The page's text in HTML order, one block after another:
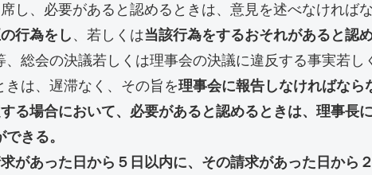
し、必要があると認めるときは、意見を述べなければ
行為をし、若しくは当該行為をするおそれがあると認
総会の決議若しくは理事会の決議に違反する事実若し
は、遅滞なく、その旨を理事会に報告しなければなら
る場合において、必要があると認めるときは、理事長
きる。
があった日から５日以内に、その請求があった日から